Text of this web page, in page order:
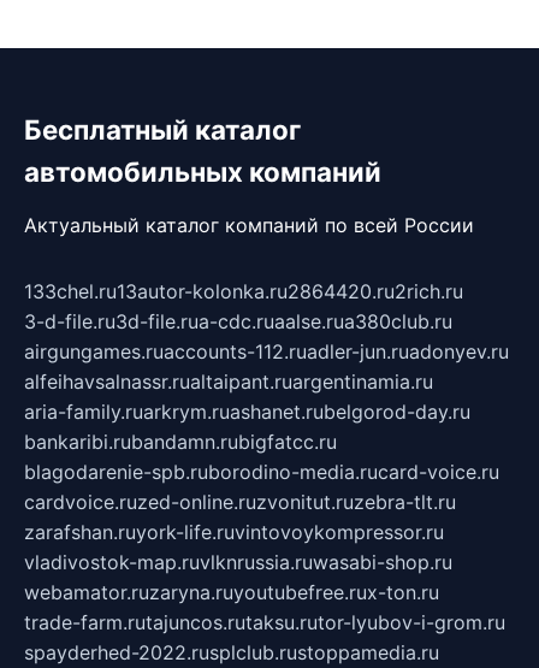
Бесплатный каталог
автомобильных компаний
Актуальный каталог компаний по всей России
133chel.ru13autor-kolonka.ru2864420.ru2rich.ru
3-d-file.ru3d-file.rua-cdc.ruaalse.rua380club.ru
airgungames.ruaccounts-112.ruadler-jun.ruadonyev.ru
alfeihavsalnassr.rualtaipant.ruargentinamia.ru
aria-family.ruarkrym.ruashanet.rubelgorod-day.ru
bankaribi.rubandamn.rubigfatcc.ru
blagodarenie-spb.ruborodino-media.rucard-voice.ru
cardvoice.ruzed-online.ruzvonitut.ruzebra-tlt.ru
zarafshan.ruyork-life.ruvintovoykompressor.ru
vladivostok-map.ruvlknrussia.ruwasabi-shop.ru
webamator.ruzaryna.ruyoutubefree.rux-ton.ru
trade-farm.rutajuncos.rutaksu.rutor-lyubov-i-grom.ru
spayderhed-2022.rusplclub.rustoppamedia.ru